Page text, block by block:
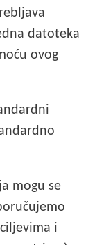
datoteka
ovog
mogu se
i